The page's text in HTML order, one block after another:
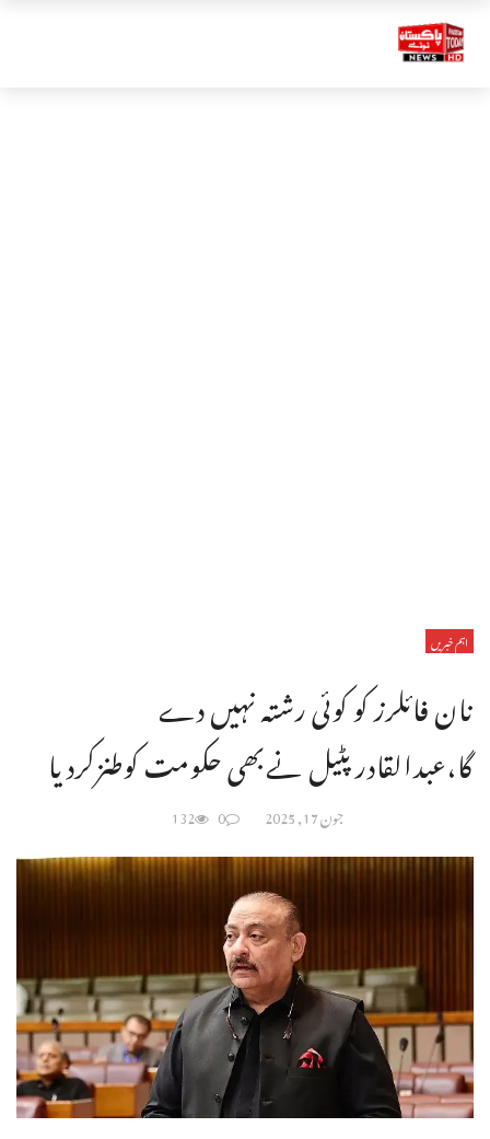
اہم خبریں
نان فائلرز کو کوئی رشتہ نہیں دے
گا،عبدالقادرپٹیل نےبھی حکومت کوطنزکردیا
جون 17, 2025 0
132